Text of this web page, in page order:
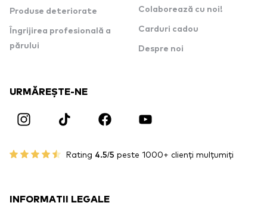
Produse deteriorate
Îngrijirea profesională a
părului
Colaborează cu noi!
Carduri cadou
Despre noi
URMĂREȘTE-NE
Rating 4.5/5 peste 1000+ clienți mulțumiți
INFORMAȚII LEGALE